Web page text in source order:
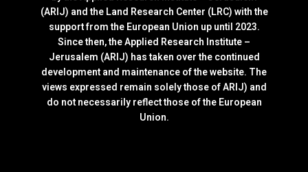
(ARIJ) and the Land Research Center (LRC) with the
support from the European Union up until 2023.
Since then, the Applied Research Institute –
Jerusalem (ARIJ) has taken over the continued
development and maintenance of the website. The
views expressed remain solely those of ARIJ) and
do not necessarily reflect those of the European
Union.